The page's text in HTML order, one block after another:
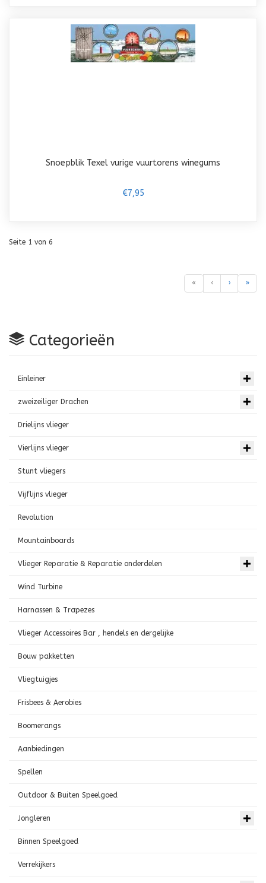
Snoepblik Texel vurige vuurtorens winegums
€7,95
Seite 1 von 6
« ‹ › »
Categorieën
Einleiner
zweizeiliger Drachen
Drielijns vlieger
Vierlijns vlieger
Stunt vliegers
Vijflijns vlieger
Revolution
Mountainboards
Vlieger Reparatie & Reparatie onderdelen
Wind Turbine
Harnassen & Trapezes
Vlieger Accessoires Bar , hendels en dergelijke
Bouw pakketten
Vliegtuigjes
Frisbees & Aerobies
Boomerangs
Aanbiedingen
Spellen
Outdoor & Buiten Speelgoed
Jongleren
Binnen Speelgoed
Verrekijkers